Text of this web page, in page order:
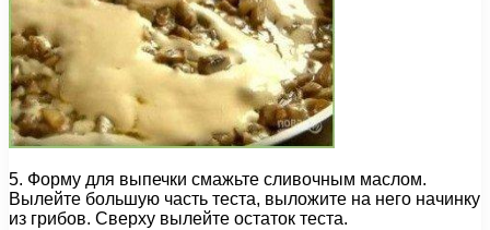
5. Форму для выпечки смажьте сливочным маслом.
Вылейте большую часть теста, выложите на него начинку
из грибов. Сверху вылейте остаток теста.